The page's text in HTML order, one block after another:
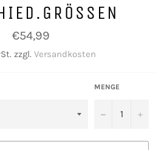
Normaler
Preis
€54,99
zzgl. Versandkosten
MENGE
− +